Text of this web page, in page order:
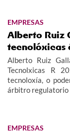
EMPRESAS
Alberto Ruiz
tecnolóxicas
Alberto Ruiz
Tecnolxicas R
tecnoloxía, o
árbitro regulatorio
EMPRESAS